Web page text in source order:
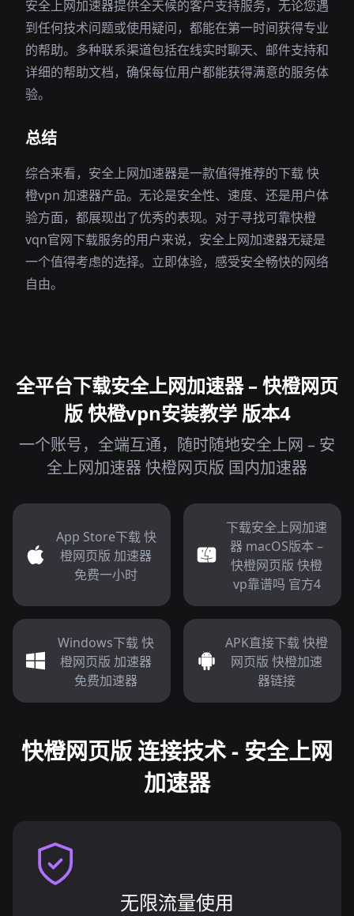
安全上网加速器提供全天候的客户支持服务，无论您遇
到任何技术问题或使用疑问，都能在第一时间获得专业
的帮助。多种联系渠道包括在线实时聊天、邮件支持和
详细的帮助文档，确保每位用户都能获得满意的服务体
验。
总结
综合来看，安全上网加速器是一款值得推荐的下载 快
橙vpn 加速器产品。无论是安全性、速度、还是用户体
验方面，都展现出了优秀的表现。对于寻找可靠快橙
vqn官网下载服务的用户来说，安全上网加速器无疑是
一个值得考虑的选择。立即体验，感受安全畅快的网络
自由。
全平台下载安全上网加速器 – 快橙网页
版 快橙vpn安装教学 版本4
一个账号，全端互通，随时随地安全上网 – 安
全上网加速器 快橙网页版 国内加速器
App Store下载 快
橙网页版 加速器
免费一小时
下载安全上网加速
器 macOS版本 –
快橙网页版 快橙
vp靠谱吗 官方4
Windows下载 快
橙网页版 加速器
免费加速器
APK直接下载 快橙
网页版 快橙加速
器链接
快橙网页版 连接技术 - 安全上网
加速器
无限流量使用